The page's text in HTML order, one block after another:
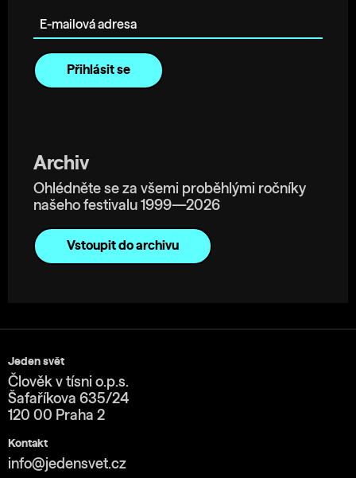
Archiv
Ohlédněte se za všemi proběhlými ročníky
našeho festivalu 1999—2026
Vstoupit do archivu
Jeden svět
Člověk v tísni o.p.s.
Šafaříkova 635/24
120 00 Praha 2
Kontakt
info@jedensvet.cz